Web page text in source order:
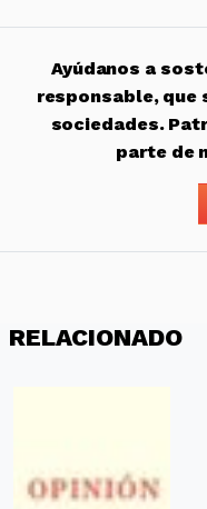
Ayúdanos a
responsable, que
sociedades.
parte de
RELACIONADO